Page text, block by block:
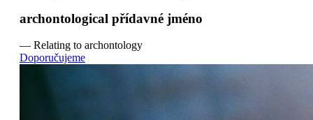
archontological přídavné jméno
— Relating to archontology
Doporučujeme